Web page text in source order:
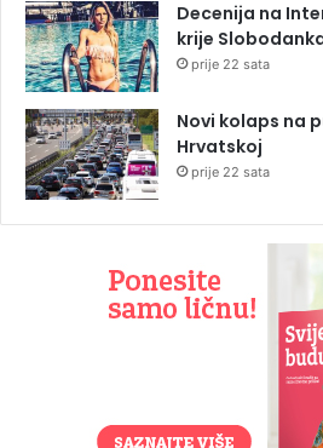
Decenija na
krije
prije 22 sata
Novi kolaps na
Hrvatskoj
prije 22 sata